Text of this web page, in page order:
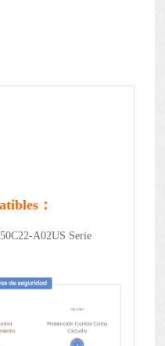
：
A02US Serie